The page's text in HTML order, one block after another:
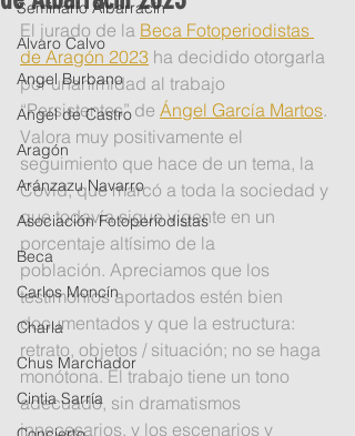
Seminario Albarracín
Alvaro Calvo
Angel Burbano
Angel de Castro
Aragón
Aránzazu Navarro
Asociación Fotoperiodistas
Beca
Carlos Moncín
Charla
Chus Marchador
Cintia Sarría
El jurado de la Beca Fotoperiodistas
de Aragón 2023 ha decidido otorgarla
por unanimidad al trabajo
“Persistentes” de Ángel García Martos.
Valora muy positivamente el
seguimiento que hace de un tema, la
Covid, que marcó a toda la sociedad y
que todavía sigue vigente en un
porcentaje altísimo de la
población. Apreciamos que los
testimonios aportados estén bien
documentados y que la estructura:
retrato, objetos / situación; no se haga
monótona. El trabajo tiene un tono
adecuado, sin dramatismos
innecesarios, y los escenarios y